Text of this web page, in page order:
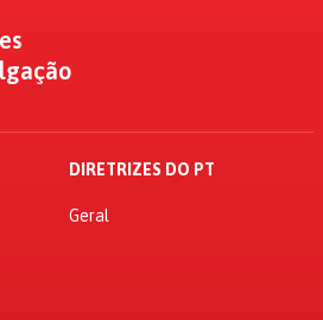
DIRETRIZES DO PT
Geral